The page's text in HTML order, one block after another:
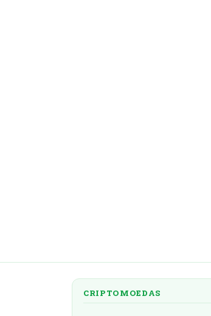
CRIPTOMOEDAS